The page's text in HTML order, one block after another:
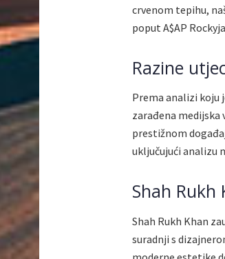
crvenom tepihu,
poput A$AP
Razine
Prema analizi koju
zarađena medijska
prestižnom
uključujući analizu
Shah Rukh
Shah Rukh Khan
suradnji s